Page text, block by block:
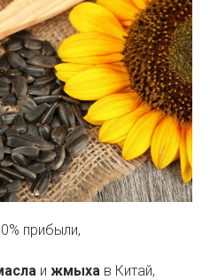
прибыли,
и жмыха в Китай,